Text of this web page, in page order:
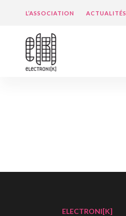
L’ASSOCIATION ACTUALITÉS
ELECTRONI[K]